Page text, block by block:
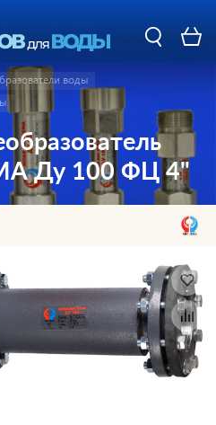
воды
Ду 100 ФЦ 4"